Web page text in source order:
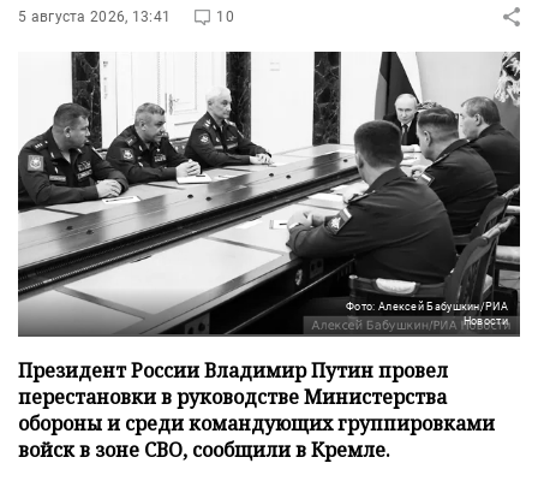
5 августа 2026, 13:41 10
Фото: Алексей Бабушкин/РИА
Новости
Президент России Владимир Путин провел
перестановки в руководстве Министерства
обороны и среди командующих группировками
войск в зоне СВО, сообщили в Кремле.